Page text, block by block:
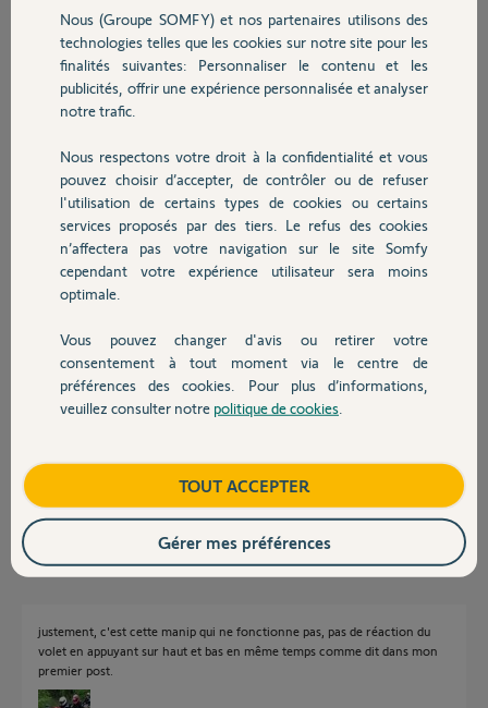
Sécurité
Domotique
Chauffage
Autres produits
Devis avec un pro
Contact
même après mais rien n'y fait.
En effet lorsque j'appuie sur haut et bas simultanément, rien ne se
passe, pas de va et vient.
Une idée?
il y a environ 9 ans
Participer au fil de discussion
Réponses
Bonjour,
Voici la manip.
il y a environ 9 ans
justement, c'est cette manip qui ne fonctionne pas, pas de réaction du
volet en appuyant sur haut et bas en même temps comme dit dans mon
premier post.
Nous (Groupe SOMFY) et nos partenaires utilisons des
technologies telles que les cookies sur notre site pour les
finalités suivantes: Personnaliser le contenu et les
publicités, offrir une expérience personnalisée et analyser
notre trafic.
Nous respectons votre droit à la confidentialité et vous
pouvez choisir d’accepter, de contrôler ou de refuser
l'utilisation de certains types de cookies ou certains
services proposés par des tiers. Le refus des cookies
n’affectera pas votre navigation sur le site Somfy
cependant votre expérience utilisateur sera moins
optimale.
Vous pouvez changer d'avis ou retirer votre
consentement à tout moment via le centre de
préférences des cookies. Pour plus d’informations,
veuillez consulter notre politique de cookies
TOUT ACCEPTER
Gérer mes préférences